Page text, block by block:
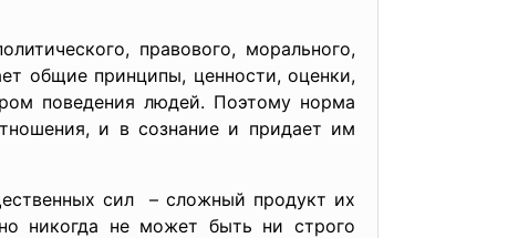
правового, морального,
общие принципы, ценности, оценки,
поведения людей. Поэтому норма
и в сознание и придает им
сил – сложный продукт их
никогда не может быть ни строго